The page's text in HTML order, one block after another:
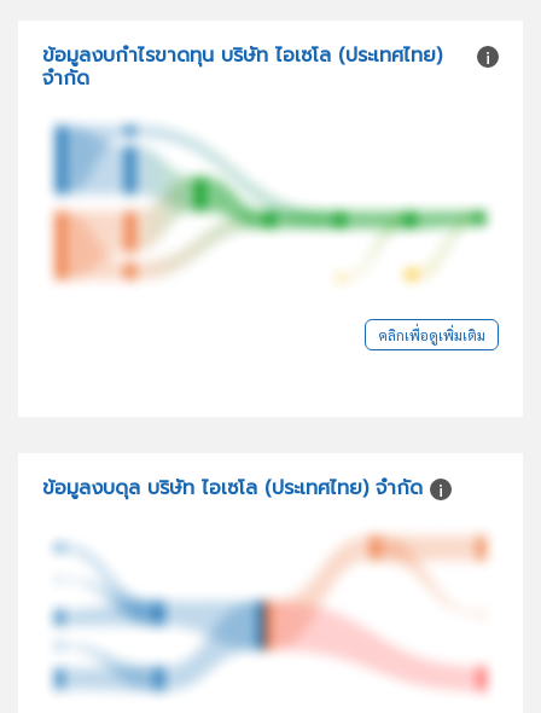
ข้อมูลงบกำไรขาดทุน บริษัท ไอเซโล (ประเทศไทย)
จำกัด
คลิกเพื่อดูเพิ่มเติม
ข้อมูลงบดุล บริษัท ไอเซโล (ประเทศไทย) จำกัด